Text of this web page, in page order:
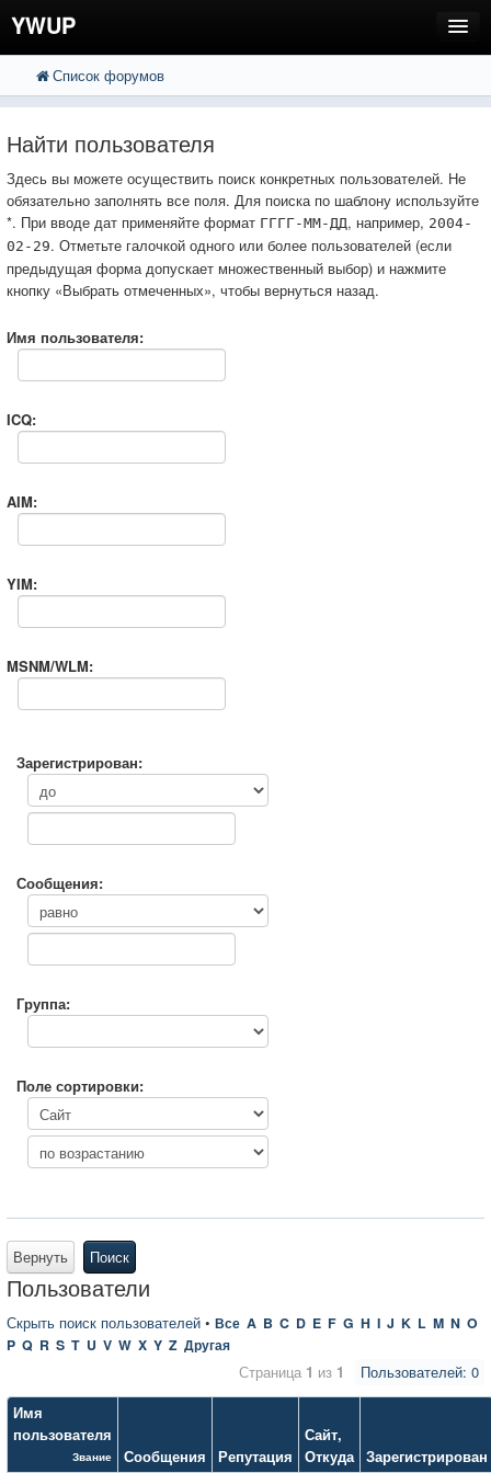
YWUP
FAQ
Вход
Список форумов
Найти пользователя
Здесь вы можете осуществить поиск конкретных пользователей. Не
обязательно заполнять все поля. Для поиска по шаблону используйте
*. При вводе дат применяйте формат ГГГГ-ММ-ДД, например, 2004-
02-29. Отметьте галочкой одного или более пользователей (если
предыдущая форма допускает множественный выбор) и нажмите
кнопку «Выбрать отмеченных», чтобы вернуться назад.
Имя пользователя:
ICQ:
AIM:
YIM:
MSNM/WLM:
Зарегистрирован:
Сообщения:
Группа:
Поле сортировки:
Вернуть Поиск
Пользователи
Скрыть поиск пользователей • Все A B C D E F G H I J K L M N O
P Q R S T U V W X Y Z Другая
Пользователей: 0
Страница 1 из 1
Имя
пользователя
Звание Сообщения Репутация
Сайт,
Откуда Зарегистрирован